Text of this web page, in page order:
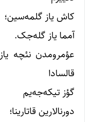
کاش یاز گلمه‌سین؛
آمما یاز گله‌جک.
عؤمرومدن نئچه یاز
قالسادا
گؤز تیکه‌جه‌یم
دورنالارین قاتارینا؛